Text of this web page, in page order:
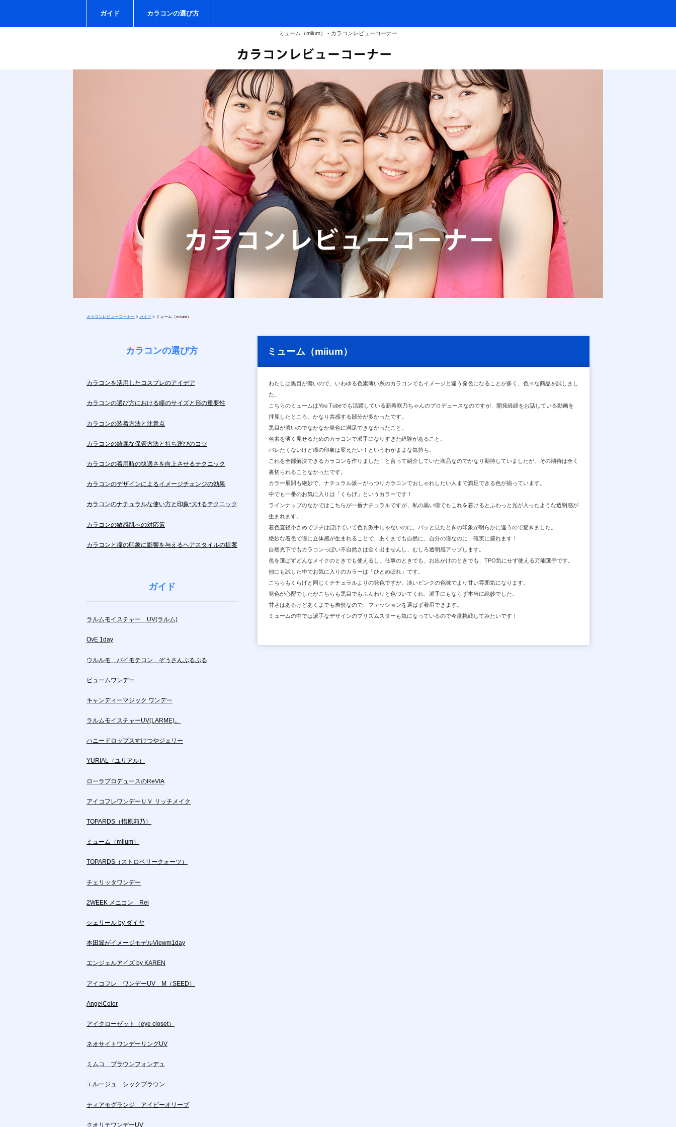
ガイド カラコンの選び方
ミューム（miium） - カラコンレビューコーナー
カラコンレビューコーナー > ガイド > ミューム（miium）
ミューム（miium）
わたしは黒目が濃いので、いわゆる色素薄い系のカラコンでもイメージと違う発色になることが多く、色々な商品を試しまし
た。
こちらのミュームはYou Tubeでも活躍している新希咲乃ちゃんのプロデュースなのですが、開発経緯をお話している動画を
拝見したところ、かなり共感する部分が多かったです。
黒目が濃いのでなかなか発色に満足できなかったこと。
色素を薄く見せるためのカラコンで派手になりすぎた経験があること。
バレたくないけど瞳の印象は変えたい！というわがままな気持ち。
これを全部解決できるカラコンを作りました！と言って紹介していた商品なのでかなり期待していましたが、その期待は全く
裏切られることなかったです。
カラー展開も絶妙で、ナチュラル派～がっつりカラコンでおしゃれしたい人まで満足できる色が揃っています。
中でも一番のお気に入りは「くらげ」というカラーです！
ラインナップのなかではこちらが一番ナチュラルですが、私の黒い瞳でもこれを着けるとふわっと光が入ったような透明感が
生まれます。
着色直径小さめでフチはぼけていて色も派手じゃないのに、パッと見たときの印象が明らかに違うので驚きました。
絶妙な着色で瞳に立体感が生まれることで、あくまでも自然に、自分の瞳なのに、確実に盛れます！
自然光下でもカラコンっぽい不自然さは全く出ませんし、むしろ透明感アップします。
色を選ばずどんなメイクのときでも使えるし、仕事のときでも、お出かけのときでも、TPO気にせず使える万能選手です。
他にも試した中でお気に入りのカラーは「ひとめぼれ」です。
こちらもくらげと同じくナチュラルよりの発色ですが、淡いピンクの色味でより甘い雰囲気になります。
発色が心配でしたがこちらも黒目でもふんわりと色づいてくれ、派手にもならず本当に絶妙でした。
甘さはあるけどあくまでも自然なので、ファッションを選ばず着用できます。
ミュームの中では派手なデザインのプリズムスターも気になっているので今度挑戦してみたいです！
カラコンの選び方
カラコンを活用したコスプレのアイデア
カラコンの選び方における瞳のサイズと形の重要性
カラコンの装着方法と注意点
カラコンの綺麗な保管方法と持ち運びのコツ
カラコンの着用時の快適さを向上させるテクニック
カラコンのデザインによるイメージチェンジの効果
カラコンのナチュラルな使い方と印象づけるテクニック
カラコンの敏感肌への対応策
カラコンと瞳の印象に影響を与えるヘアスタイルの提案
ガイド
ラルムモイスチャー UV(ラルム)
OvE 1day
ウルルモ バイモテコン ぞうさんぷるぷる
ビュームワンデー
キャンディーマジック ワンデー
ラルムモイスチャーUV(LARME)。
ハニードロップスすけつやジェリー
YURIAL（ユリアル）
ローラプロデュースのReVIA
アイコフレワンデーＵＶ リッチメイク
TOPARDS（指原莉乃）
ミューム（miium）
TOPARDS（ストロベリークォーツ）
チェリッタワンデー
2WEEK メニコン Rei
シェリール by ダイヤ
本田翼がイメージモデルViewm1day
エンジェルアイズ by KAREN
アイコフレ ワンデーUV M（SEED）
AngelColor
アイクローゼット（eye closet）
ネオサイトワンデーリングUV
ミムコ ブラウンフォンデュ
エルージュ シックブラウン
ティアモグランジ アイビーオリーブ
クオリテワンデーUV